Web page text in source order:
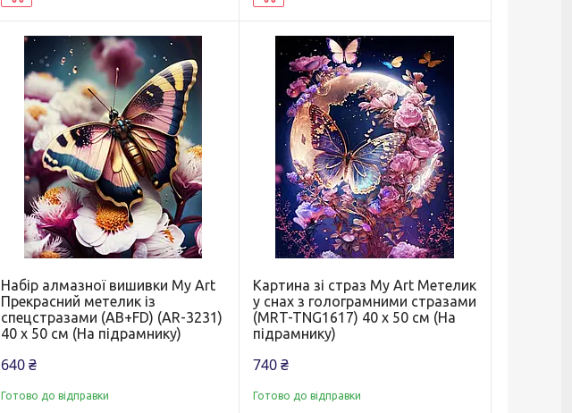
Набір алмазної вишивки My Art
Прекрасний метелик із
спецстразами (AB+FD) (AR-3231)
40 х 50 см (На підрамнику)
640 ₴
Готово до відправки
Картина зі страз My Art Метелик
у снах з голограмними стразами
(MRT-TNG1617) 40 х 50 см (На
підрамнику)
740 ₴
Готово до відправки